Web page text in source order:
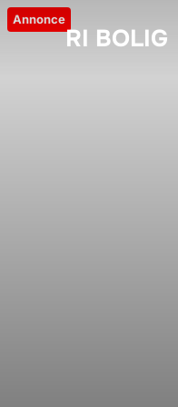
Videre
til
RI BOLIG
Annonce